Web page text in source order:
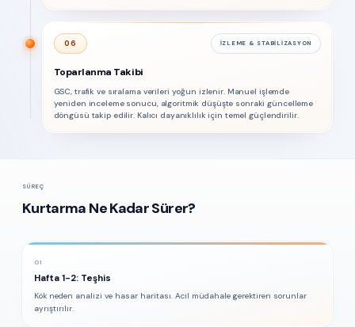
06 İZLEME & STABILIZASYON
Toparlanma Takibi
GSC, trafik ve sıralama verileri yoğun izlenir. Manuel işlemde
yeniden inceleme sonucu, algoritmik düşüşte sonraki güncelleme
döngüsü takip edilir. Kalıcı dayanıklılık için temel güçlendirilir.
SÜREÇ
Kurtarma Ne Kadar Sürer?
01
Hafta 1-2: Teşhis
Kök neden analizi ve hasar haritası. Acil müdahale gerektiren sorunlar
ayrıştırılır.